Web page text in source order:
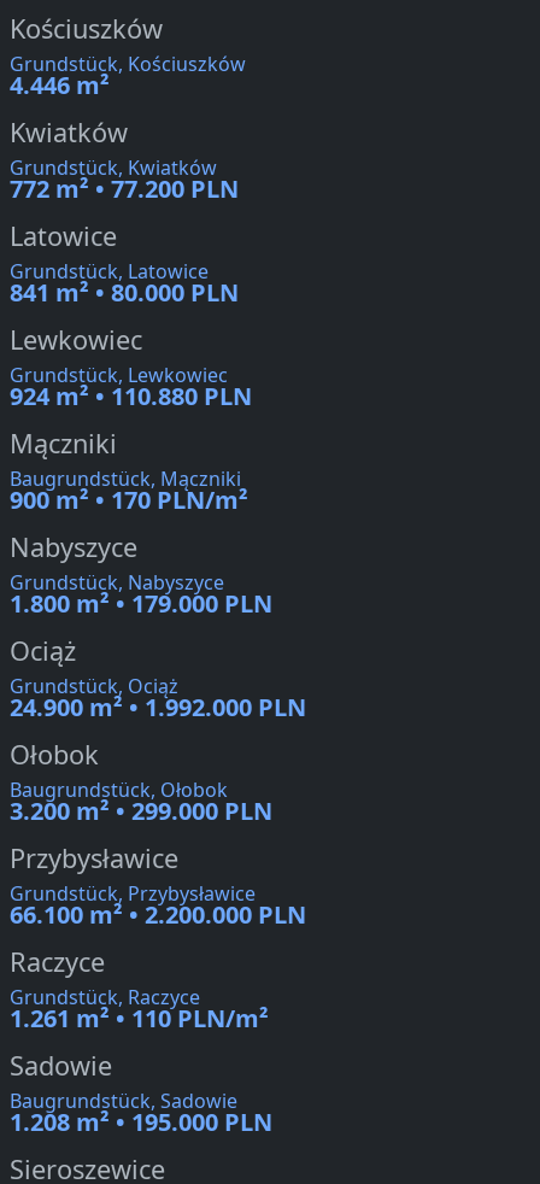
Kościuszków
Grundstück, Kościuszków
4.446 m²
Kwiatków
Grundstück, Kwiatków
772 m² • 77.200 PLN
Latowice
Grundstück, Latowice
841 m² • 80.000 PLN
Lewkowiec
Grundstück, Lewkowiec
924 m² • 110.880 PLN
Mączniki
Baugrundstück, Mączniki
900 m² • 170 PLN/m²
Nabyszyce
Grundstück, Nabyszyce
1.800 m² • 179.000 PLN
Ociąż
Grundstück, Ociąż
24.900 m² • 1.992.000 PLN
Ołobok
Baugrundstück, Ołobok
3.200 m² • 299.000 PLN
Przybysławice
Grundstück, Przybysławice
66.100 m² • 2.200.000 PLN
Raczyce
Grundstück, Raczyce
1.261 m² • 110 PLN/m²
Sadowie
Baugrundstück, Sadowie
1.208 m² • 195.000 PLN
Sieroszewice